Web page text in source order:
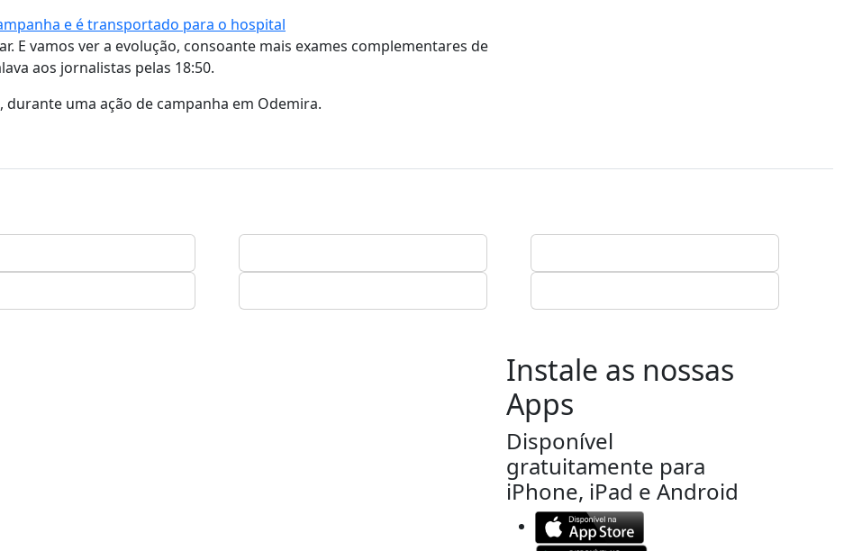
e é transportado para o hospital
E vamos ver a evolução, consoante mais exames complementares de
aos jornalistas pelas 18:50.
uma ação de campanha em Odemira.
Instale as nossas
Apps
Disponível
gratuitamente para
iPhone, iPad e Android